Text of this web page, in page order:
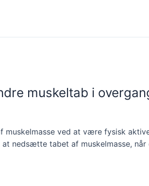
muskeltab i
muskelmasse ved at være fysisk
nedsætte tabet af muskelmasse, når